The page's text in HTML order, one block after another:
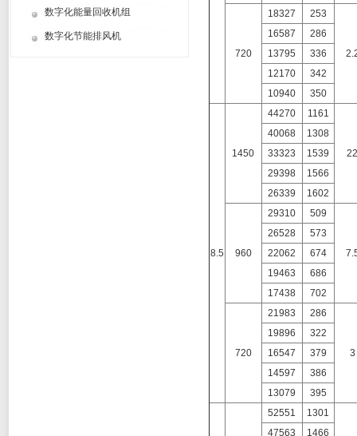
数字化能量回收机组
数字化节能排风机
720
18327 253
16587
286
13795
336
12170
342
10940
350
8.5
1450
44270 1161
22
40068
1308
33323
1539
29398
1566
26339
1602
960
29310 509
26528
573
22062
674
19463
686
17438
702
720
21983 286
3
19896
322
16547
379
14597
386
13079
395
52551
1301
47563
1466